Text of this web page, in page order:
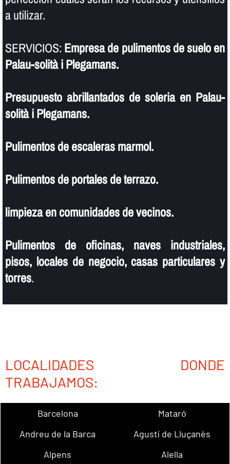
a utilizar.
SERVICIOS: Empresa de pulimentos de suelo en
Palau-solità i Plegamans.
Presupuesto abrillantados de soleria en Palau-
solità i Plegamans.
Pulimentos de escaleras marmol.
Pulimentos de portales de terrazo.
limpieza en comunidades de vecinos.
Pulimentos de oficinas, naves industriales,
pisos, locales de negocio, casas particulares y
torres.
LOCALIDADES DONDE
TRABAJAMOS:
Barcelona
Mataró
Andreu de la Barca
Agustí de Lluçanès
Alpens
Alella